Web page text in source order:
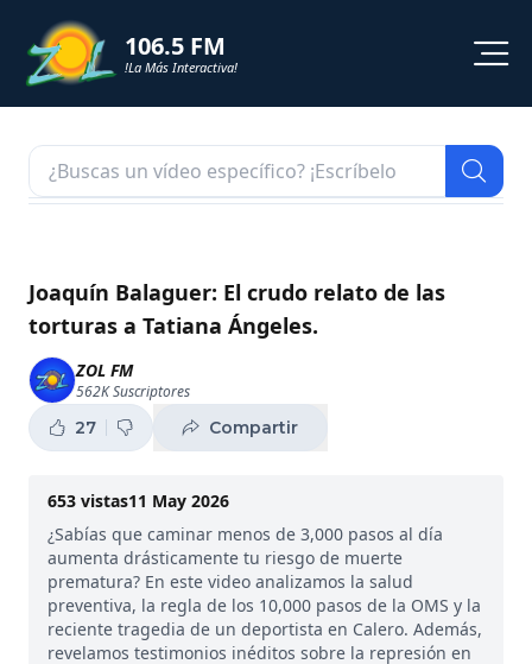
106.5 FM
!La Más Interactiva!
NOTICIAS
SHORTS
PODCAST
ZOL TV
Joaquín Balaguer: El crudo relato de las
torturas a Tatiana Ángeles.
ZOL FM
562KSuscriptores
27 Compartir
653 vistas11 May 2026
¿Sabías que caminar menos de 3,000 pasos al día
aumenta drásticamente tu riesgo de muerte
prematura? En este video analizamos la salud
preventiva, la regla de los 10,000 pasos de la OMS y la
reciente tragedia de un deportista en Calero. Además,
revelamos testimonios inéditos sobre la represión en